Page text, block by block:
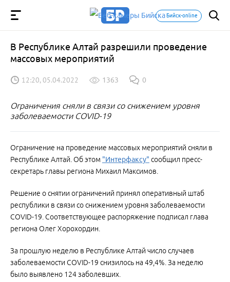
Бийск-online
В Республике Алтай разрешили проведение
массовых мероприятий
12:20, 05.04.2022 1363 0
Ограничения сняли в связи со снижением уровня
заболеваемости COVID-19
Ограничение на проведение массовых мероприятий сняли в
Республике Алтай. Об этом "Интерфаксу" сообщил пресс-
секретарь главы региона Михаил Максимов.
Решение о снятии ограничений принял оперативный штаб
республики в связи со снижением уровня заболеваемости
COVID-19. Соответствующее распоряжение подписал глава
региона Олег Хорохордин.
За прошлую неделю в Республике Алтай число случаев
заболеваемости COVID-19 снизилось на 49,4%. За неделю
было выявлено 124 заболевших.